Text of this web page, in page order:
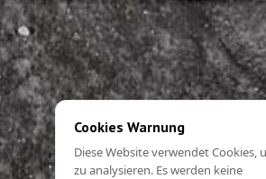
Cookies Warnung
Diese Website verwendet Cookies,
zu analysieren. Es werden keine